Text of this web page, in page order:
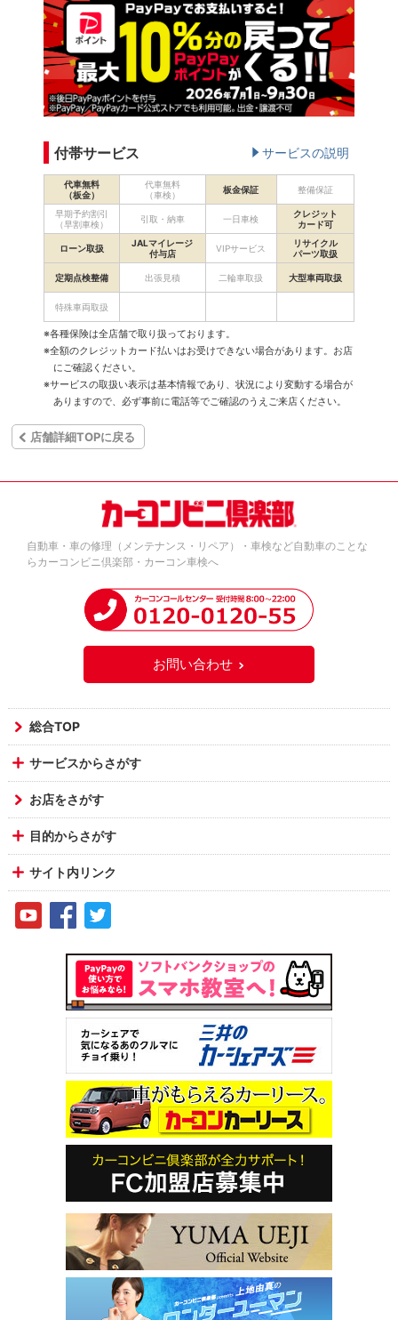
付帯サービス サービスの説明
代車無料
（板金）
代車無料
（車検）
板金保証 整備保証
早期予約割引
（早割車検）
引取・納車 一日車検
クレジット
カード可
ローン取扱
JALマイレージ
付与店
VIPサービス
リサイクル
パーツ取扱
定期点検整備 出張見積 二輪車取扱 大型車両取扱
特殊車両取扱
※各種保険は全店舗で取り扱っております。
※全額のクレジットカード払いはお受けできない場合があります。お店
にご確認ください。
※サービスの取扱い表示は基本情報であり、状況により変動する場合が
ありますので、必ず事前に電話等でご確認のうえご来店ください。
店舗詳細TOPに戻る
自動車・車の修理（メンテナンス・リペア）・車検など自動車のことな
らカーコンビニ倶楽部・カーコン車検へ
お問い合わせ
総合TOP
サービスからさがす
お店をさがす
目的からさがす
サイト内リンク